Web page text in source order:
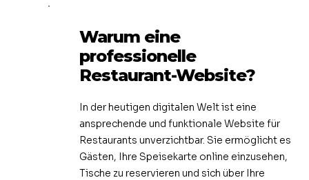
Warum eine
professionelle
Restaurant-Website?
In der heutigen digitalen Welt ist eine
ansprechende und funktionale Website für
Restaurants unverzichtbar. Sie ermöglicht es
Gästen, Ihre Speisekarte online einzusehen,
Tische zu reservieren und sich über Ihre